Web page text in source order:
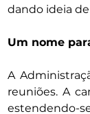
dando ideia
Um nome
A
reuniões. A
estendendo-